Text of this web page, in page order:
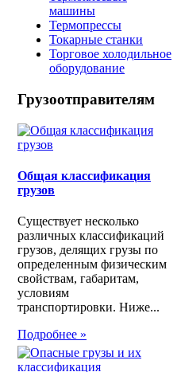
машины
Термопрессы
Токарные станки
Торговое холодильное
оборудование
Грузоотправителям
Общая классификация
грузов
Существует несколько
различных классификаций
грузов, делящих грузы по
определенным физическим
свойствам, габаритам,
условиям
транспортировки. Ниже...
Подробнее »